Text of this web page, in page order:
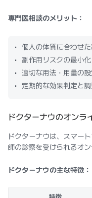
専門医相談のメリット：
個人の体質に合わせ
副作用リスクの最小化
適切な用法・用量の
定期的な効果判定と
ドクターナウのオンラ
ドクターナウは、スマー
師の診察を受けられるオ
ドクターナウの主な特徴：